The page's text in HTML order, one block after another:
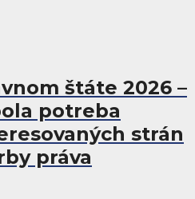
štáte 2026 –
potreba
strán
práva